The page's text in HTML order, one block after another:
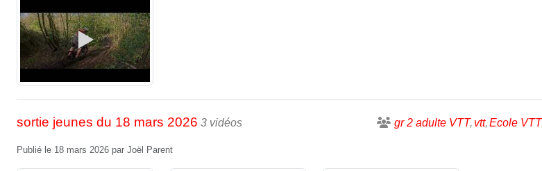
sortie jeunes du 18 mars 2026 3 vidéos gr 2 adulte VTT vtt Ecole VTT
Publié le 18 mars 2026 par Joël Parent